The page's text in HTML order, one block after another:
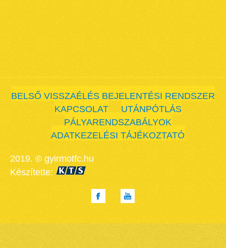
BELSŐ VISSZAÉLÉS BEJELENTÉSI RENDSZER
KAPCSOLAT
UTÁNPÓTLÁS
PÁLYARENDSZABÁLYOK
ADATKEZELÉSI TÁJÉKOZTATÓ
2019. © gyirmotfc.hu
Készítette: